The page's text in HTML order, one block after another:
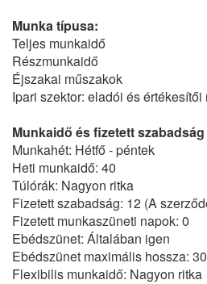
Munka típusa:
Teljes munkaidő
Részmunkaidő
Éjszakai műszakok
Ipari szektor: eladói és értékesítői
Munkaidő és fizetett szabadság
Munkahét: Hétfő - péntek
Heti munkaidő: 40
Túlórák: Nagyon ritka
Fizetett szabadság: 12 (A
Fizetett munkaszüneti napok: 0
Ebédszünet: Általában igen
Ebédszünet maximális hossza:
Flexibilis munkaidő: Nagyon ritka